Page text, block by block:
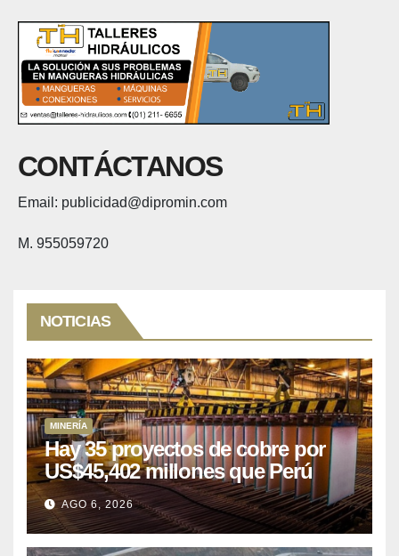
CONTÁCTANOS
Email: publicidad@dipromin.com
M. 955059720
NOTICIAS
MINERÍA
Hay 35 proyectos de cobre por
US$45,402 millones que Perú
puede aprovechar
AGO 6, 2026